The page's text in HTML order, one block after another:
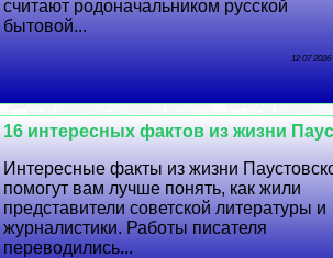
считают родоначальником русской
бытовой...
12 07 2026
16 интересных фактов из жизни
Интересные факты из жизни
помогут вам лучше понять, как жили
представители советской литературы и
журналистики. Работы писателя
переводились...